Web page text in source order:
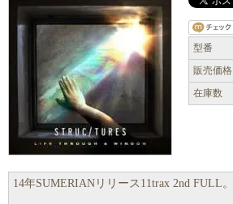
型番
販売価格
在庫数
14年SUMERIANリリース11trax 2nd FULL。